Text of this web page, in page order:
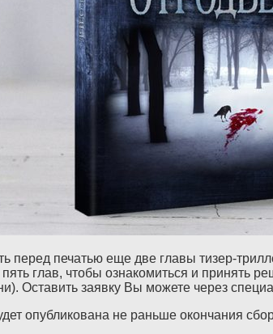
перед печатью еще две главы тизер-
глав, чтобы ознакомиться и принять
Оставить заявку Вы можете через
опубликована не раньше окончания